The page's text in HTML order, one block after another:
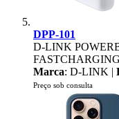
DPP-101
D-LINK
FASTCHARGING
Marca: D-LINK |
Preço sob consulta